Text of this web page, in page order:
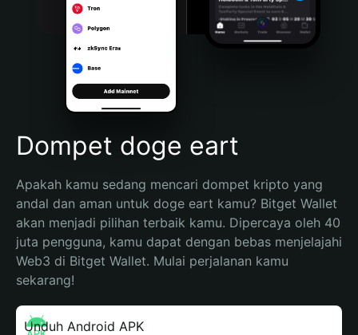
Português (Brasil)
Español (Argentina)
Dompet doge eart
Apakah kamu sedang mencari dompet kripto yang
andal dan aman untuk doge eart kamu? Bitget Wallet
akan menjadi pilihan terbaik kamu. Dipercaya oleh 40
juta pengguna, kamu dapat dengan bebas menjelajahi
Web3 di Bitget Wallet. Mulai perjalanan kamu
sekarang!
Unduh Android APK